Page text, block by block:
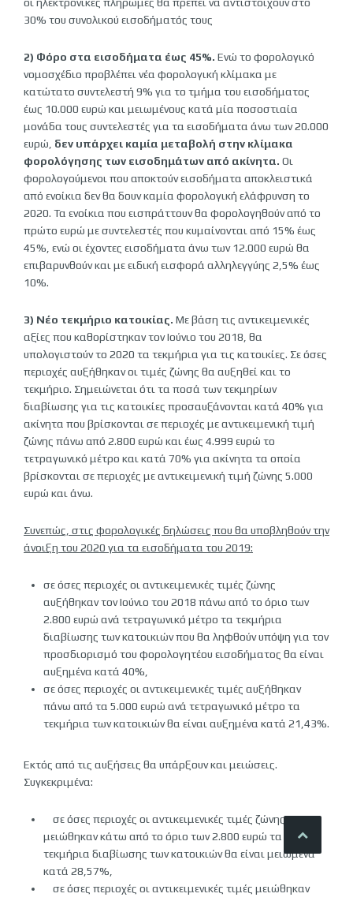
30% του συνολικού εισοδήματός τους
2) Φόρο στα εισοδήματα έως 45%. Ενώ το φορολογικό
νομοσχέδιο προβλέπει νέα φορολογική κλίμακα με
κατώτατο συντελεστή 9% για το τμήμα του εισοδήματος
έως 10.000 ευρώ και μειωμένους κατά μία ποσοστιαία
μονάδα τους συντελεστές για τα εισοδήματα άνω των 20.000
ευρώ, δεν υπάρχει καμία μεταβολή στην κλίμακα
φορολόγησης των εισοδημάτων από ακίνητα. Οι
φορολογούμενοι που αποκτούν εισοδήματα αποκλειστικά
από ενοίκια δεν θα δουν καμία φορολογική ελάφρυνση το
2020. Τα ενοίκια που εισπράττουν θα φορολογηθούν από το
πρώτο ευρώ με συντελεστές που κυμαίνονται από 15% έως
45%, ενώ οι έχοντες εισοδήματα άνω των 12.000 ευρώ θα
επιβαρυνθούν και με ειδική εισφορά αλληλεγγύης 2,5% έως
10%.
3) Νέο τεκμήριο κατοικίας. Με βάση τις αντικειμενικές
αξίες που καθορίστηκαν τον Ιούνιο του 2018, θα
υπολογιστούν το 2020 τα τεκμήρια για τις κατοικίες. Σε όσες
περιοχές αυξήθηκαν οι τιμές ζώνης θα αυξηθεί και το
τεκμήριο. Σημειώνεται ότι τα ποσά των τεκμηρίων
διαβίωσης για τις κατοικίες προσαυξάνονται κατά 40% για
ακίνητα που βρίσκονται σε περιοχές με αντικειμενική τιμή
ζώνης πάνω από 2.800 ευρώ και έως 4.999 ευρώ το
τετραγωνικό μέτρο και κατά 70% για ακίνητα τα οποία
βρίσκονται σε περιοχές με αντικειμενική τιμή ζώνης 5.000
ευρώ και άνω.
Συνεπώς, στις φορολογικές δηλώσεις που θα υποβληθούν την
άνοιξη του 2020 για τα εισοδήματα του 2019:
σε όσες περιοχές οι αντικειμενικές τιμές ζώνης
αυξήθηκαν τον Ιούνιο του 2018 πάνω από το όριο των
2.800 ευρώ ανά τετραγωνικό μέτρο τα τεκμήρια
διαβίωσης των κατοικιών που θα ληφθούν υπόψη για τον
προσδιορισμό του φορολογητέου εισοδήματος θα είναι
αυξημένα κατά 40%,
σε όσες περιοχές οι αντικειμενικές τιμές αυξήθηκαν
πάνω από τα 5.000 ευρώ ανά τετραγωνικό μέτρο τα
τεκμήρια των κατοικιών θα είναι αυξημένα κατά 21,43%.
Εκτός από τις αυξήσεις θα υπάρξουν και μειώσεις.
Συγκεκριμένα:
σε όσες περιοχές οι αντικειμενικές τιμές ζώνης
μειώθηκαν κάτω από το όριο των 2.800 ευρώ τα
τεκμήρια διαβίωσης των κατοικιών θα είναι μειωμένα
κατά 28,57%,
σε όσες περιοχές οι αντικειμενικές τιμές μειώθηκαν